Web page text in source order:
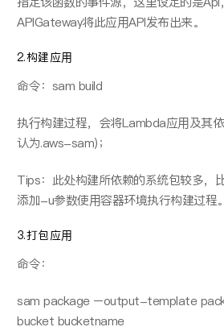
APIGateway将此应⽤API发布出来。
2.构建应⽤
命令：sam build
执⾏构建过程，会将Lambda应⽤及其
认为.aws-sam)；
Tips：此处构建所依赖的系统包较多，
添加-u参数使⽤容器环境执行构建过程。
3.打包应⽤
命令：
sam package –output-template
bucket bucketname